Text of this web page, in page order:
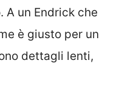
A un Endrick che
è giusto per un
dettagli lenti,